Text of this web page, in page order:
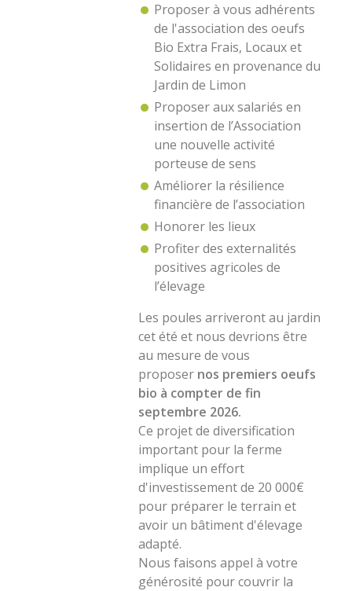
Proposer à vous adhérents
de l'association des oeufs
Bio Extra Frais, Locaux et
Solidaires en provenance du
Jardin de Limon
Proposer aux salariés en
insertion de l’Association
une nouvelle activité
porteuse de sens
Améliorer la résilience
financière de l’association
Honorer les lieux
Profiter des externalités
positives agricoles de
l’élevage
Les poules arriveront au jardin
cet été et nous devrions être
au mesure de vous
proposer nos premiers oeufs
bio à compter de fin
septembre 2026.
Ce projet de diversification
important pour la ferme
implique un effort
d'investissement de 20 000€
pour préparer le terrain et
avoir un bâtiment d'élevage
adapté.
Nous faisons appel à votre
générosité pour couvrir la